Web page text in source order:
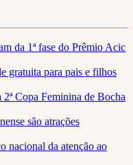
da 1ª fase do Prêmio Acic
gratuita para pais e filhos
Copa Feminina de Bocha
são atrações
nacional da atenção ao